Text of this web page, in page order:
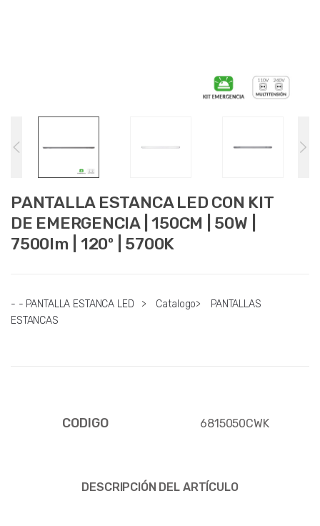
PANTALLA ESTANCA LED CON KIT
DE EMERGENCIA | 150CM | 50W |
7500lm | 120º | 5700K
- - PANTALLA ESTANCA LED > Catalogo>
PANTALLAS
ESTANCAS
CODIGO 6815050CWK
DESCRIPCIÓN DEL ARTÍCULO